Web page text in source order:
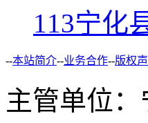
113宁化
--本站简介--业务合作--版权
主管单位